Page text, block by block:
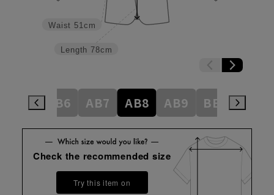
Length 78cm
Waist 51cm
AB6 AB7 AB8 AB9 BE3
Check the recommended size
Try this item on